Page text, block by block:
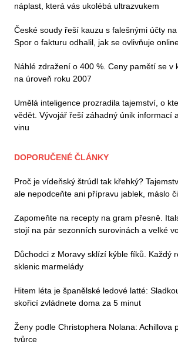
náplast, která vás ukolébá ultrazvukem
České soudy řeší kauzu s falešnými účty
Spor o fakturu odhalil, jak se ovlivňuje
Náhlé zdražení o 400 %. Ceny pamětí se v
na úroveň roku 2007
Umělá inteligence prozradila tajemství, o
vědět. Vývojář řeší záhadný únik informací
vinu
DOPORUČENÉ ČLÁNKY
Proč je vídeňský štrúdl tak křehký?
ale nepodceňte ani přípravu jablek, máslo
Zapomeňte na recepty na gram přesně.
stojí na pár sezonních surovinách a velké
Důchodci z Moravy sklízí kýble fíků. Každý
sklenic marmelády
Hitem léta je španělské ledové latté:
skořicí zvládnete doma za 5 minut
Ženy podle Christophera Nolana: Achillova
tvůrce